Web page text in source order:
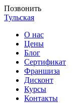
Позвонить
Тульская
О нас
Цены
Блог
Cертификат
Франшиза
Дисконт
Курсы
Контакты